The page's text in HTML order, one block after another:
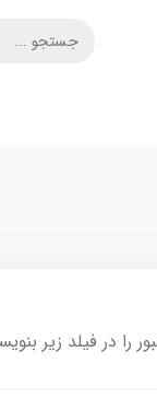
در فیلد زیر